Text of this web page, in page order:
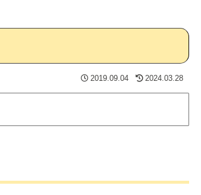
2019.09.04 2024.03.28